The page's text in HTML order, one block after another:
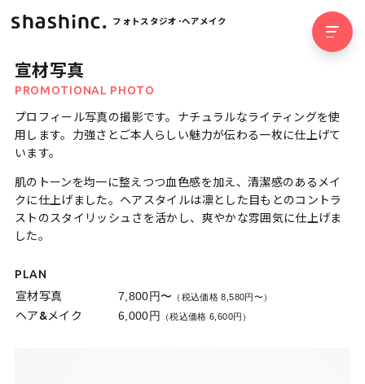
フォトスタジオ･ヘアメイク
宣材写真
PROMOTIONAL PHOTO
プロフィール写真の撮影です。ナチュラルなライティングを使
用します。力強さとご本人らしい魅力が伝わる一枚に仕上げて
います。
肌のトーンを均一に整えつつ血色感を加え、清潔感のあるメイ
クに仕上げました。ヘアスタイルは凛とした目もとのコントラ
ストのスタイリッシュさを活かし、爽やかな雰囲気に仕上げま
した。
PLAN
宣材写真
7,800円〜 （税込価格 8,580円〜）
ヘア&メイク 6,000円 （税込価格 6,600円）